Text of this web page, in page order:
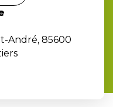
André, 85600